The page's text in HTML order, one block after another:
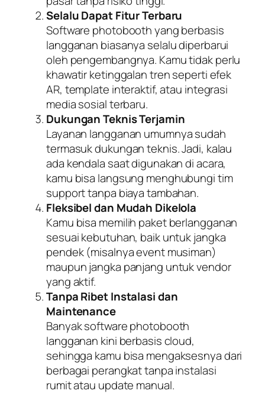
Selalu Dapat Fitur Terbaru
Software photobooth yang berbasis
langganan biasanya selalu diperbarui
oleh pengembangnya. Kamu tidak perlu
khawatir ketinggalan tren seperti efek
AR, template interaktif, atau integrasi
media sosial terbaru.
Dukungan Teknis Terjamin
Layanan langganan umumnya sudah
termasuk dukungan teknis. Jadi, kalau
ada kendala saat digunakan di acara,
kamu bisa langsung menghubungi tim
support tanpa biaya tambahan.
Fleksibel dan Mudah Dikelola
Kamu bisa memilih paket berlangganan
sesuai kebutuhan, baik untuk jangka
pendek (misalnya event musiman)
maupun jangka panjang untuk vendor
yang aktif.
Tanpa Ribet Instalasi dan
Maintenance
Banyak software photobooth
langganan kini berbasis cloud,
sehingga kamu bisa mengaksesnya dari
berbagai perangkat tanpa instalasi
rumit atau update manual.